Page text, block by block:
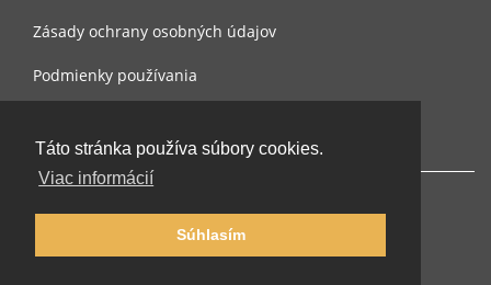
Táto stránka používa súbory cookies.
Viac informácií
Súhlasím
Zásady ochrany osobných údajov
Podmienky používania
© 2002-2026 lernu.net |Impressum